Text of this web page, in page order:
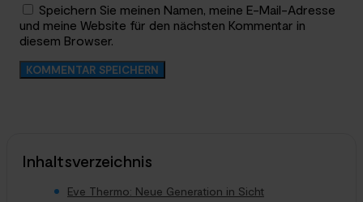
Speichern Sie meinen Namen, meine E-Mail-Adresse
und meine Website für den nächsten Kommentar in
diesem Browser.
Inhaltsverzeichnis
Eve Thermo: Neue Generation in Sicht